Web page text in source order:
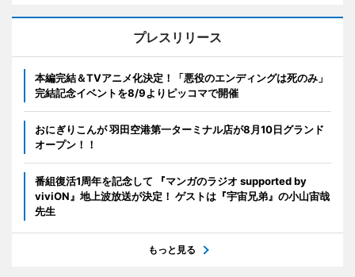
プレスリリース
本編完結＆TVアニメ化決定！「悪役のエンディングは死のみ」
完結記念イベントを8/9よりピッコマで開催
おにぎりこんが 羽田空港第一ターミナル店が8月10日グランド
オープン！！
番組復活1周年を記念して 『マンガのラジオ supported by
viviON』地上波放送が決定！ ゲストは『宇宙兄弟』の小山宙哉
先生
もっと見る